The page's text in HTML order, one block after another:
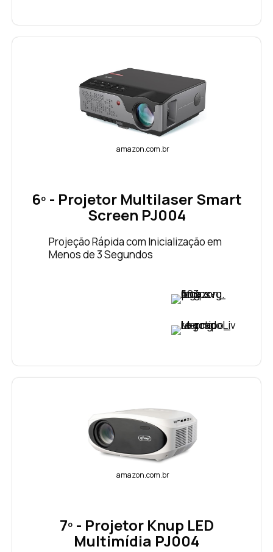
amazon.com.br
6º - Projetor Multilaser Smart
Screen PJ004
Projeção Rápida com Inicialização em
Menos de 3 Segundos
amazon.com.br
7º - Projetor Knup LED
Multimídia PJ004